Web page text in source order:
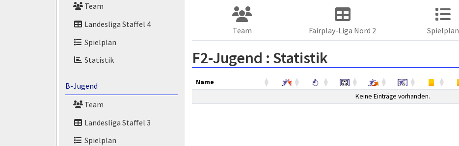
Team
Landesliga Staffel 4
Spielplan
Statistik
B-Jugend
Team
Landesliga Staffel 3
Spielplan
Team Fairplay-Liga Nord 2 Spielplan
F2-Jugend : Statistik
Name
Keine Einträge vorhanden.